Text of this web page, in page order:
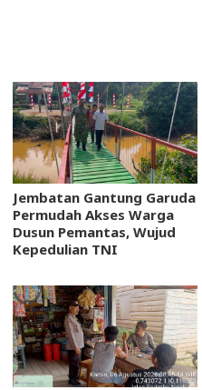
Jembatan Gantung Garuda
Permudah Akses Warga
Dusun Pemantas, Wujud
Kepedulian TNI